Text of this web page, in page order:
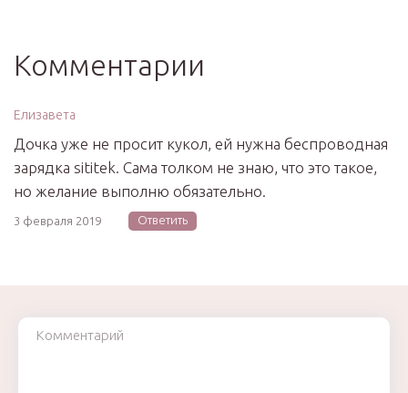
Комментарии
Елизавета
Дочка уже не просит кукол, ей нужна беспроводная
зарядка sititek. Сама толком не знаю, что это такое,
но желание выполню обязательно.
3 февраля 2019 Ответить
Комментарий